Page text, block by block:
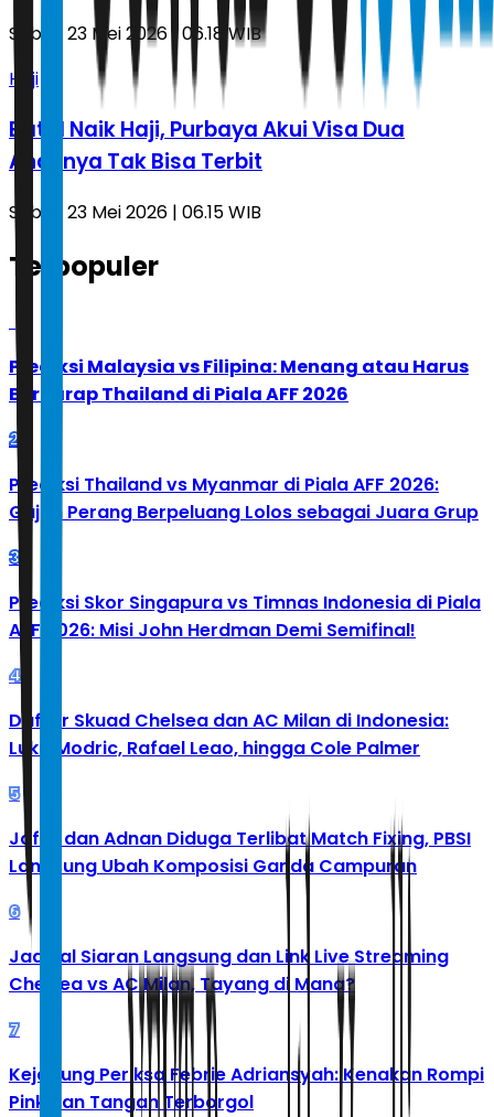
Sabtu, 23 Mei 2026 | 06.18 WIB
Haji
Batal Naik Haji, Purbaya Akui Visa Dua
Anaknya Tak Bisa Terbit
Sabtu, 23 Mei 2026 | 06.15 WIB
Terpopuler
Prediksi Malaysia vs Filipina: Menang atau Harus
Berharap Thailand di Piala AFF 2026
2
Prediksi Thailand vs Myanmar di Piala AFF 2026:
Gajah Perang Berpeluang Lolos sebagai Juara Grup
3
Prediksi Skor Singapura vs Timnas Indonesia di Piala
AFF 2026: Misi John Herdman Demi Semifinal!
4
Daftar Skuad Chelsea dan AC Milan di Indonesia:
Luka Modric, Rafael Leao, hingga Cole Palmer
5
Jafar dan Adnan Diduga Terlibat Match Fixing, PBSI
Langsung Ubah Komposisi Ganda Campuran
6
Jadwal Siaran Langsung dan Link Live Streaming
Chelsea vs AC Milan, Tayang di Mana?
7
Kejagung Periksa Febrie Adriansyah: Kenakan Rompi
Pink dan Tangan Terborgol